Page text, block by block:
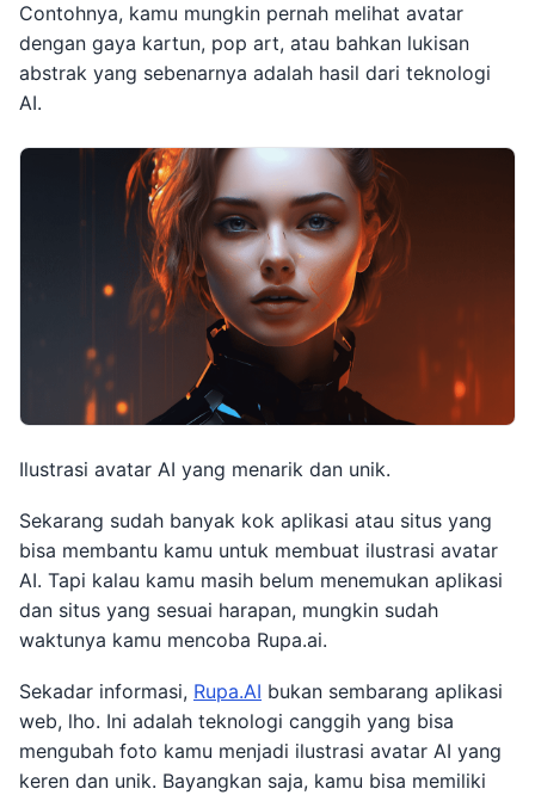
Contohnya, kamu mungkin pernah melihat avatar
dengan gaya kartun, pop art, atau bahkan lukisan
abstrak yang sebenarnya adalah hasil dari teknologi
AI.
Ilustrasi avatar AI yang menarik dan unik.
Sekarang sudah banyak kok aplikasi atau situs yang
bisa membantu kamu untuk membuat ilustrasi avatar
AI. Tapi kalau kamu masih belum menemukan aplikasi
dan situs yang sesuai harapan, mungkin sudah
waktunya kamu mencoba Rupa.ai.
Sekadar informasi, Rupa.AI bukan sembarang aplikasi
web, lho. Ini adalah teknologi canggih yang bisa
mengubah foto kamu menjadi ilustrasi avatar AI yang
keren dan unik. Bayangkan saja, kamu bisa memiliki